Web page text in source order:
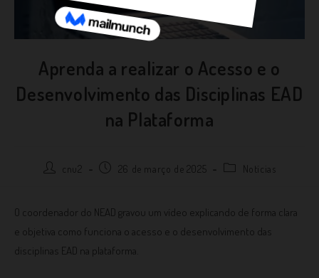
Aprenda a realizar o Acesso e o
Desenvolvimento das Disciplinas EAD
na Plataforma
cnu2 26 de março de 2025 Notícias
O coordenador do NEAD gravou um vídeo explicando de forma clara
e objetiva como funciona o acesso e o desenvolvimento das
disciplinas EAD na plataforma.